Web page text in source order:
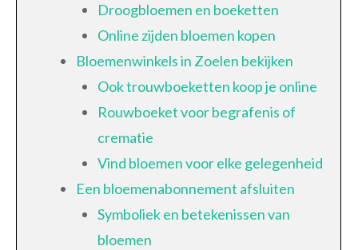
Droogbloemen en boeketten
Online zijden bloemen kopen
Bloemenwinkels in Zoelen bekijken
Ook trouwboeketten koop je online
Rouwboeket voor begrafenis of
crematie
Vind bloemen voor elke gelegenheid
Een bloemenabonnement afsluiten
Symboliek en betekenissen van
bloemen